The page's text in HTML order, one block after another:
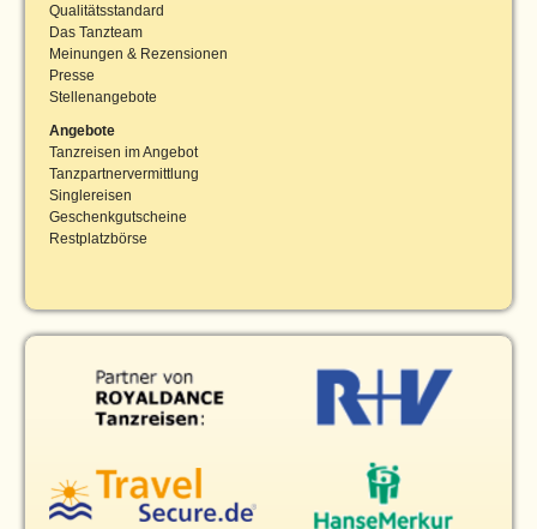
Qualitätsstandard
Das Tanzteam
Meinungen & Rezensionen
Presse
Stellenangebote
Angebote
Tanzreisen im Angebot
Tanzpartnervermittlung
Singlereisen
Geschenkgutscheine
Restplatzbörse